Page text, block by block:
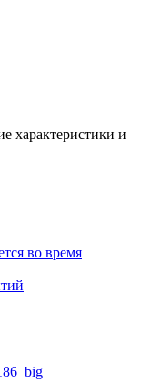
характеристики и
во время